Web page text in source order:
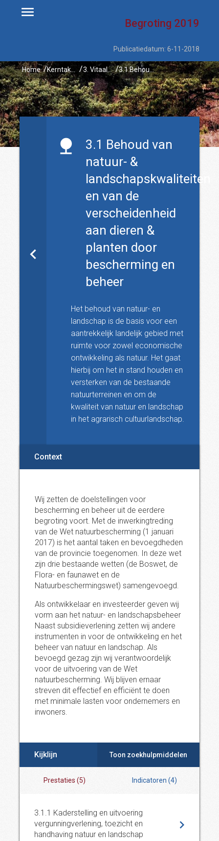
Begroting 2019
Publicatiedatum: 6-11-2018
Home Kerntaken 3. Vitaal platteland 3.1 Behoud van natuur- & landschapskwaliteiten en van de verscheidenheid aan dieren & planten door bescherming en beheer
3.1 Behoud van
natuur- &
landschapskwaliteiten
en van de
verscheidenheid
aan dieren &
planten door
bescherming en
beheer
Het behoud van natuur- en
landschap is de basis voor een
aantrekkelijk landelijk gebied met
ruimte voor zowel economische
ontwikkeling als natuur. Het gaat
hierbij om het in stand houden en
versterken van de bestaande
natuurterreinen en om de
kwaliteit van natuur en landschap
in het agrarisch cultuurlandschap.
Context
Wij zetten de doelstellingen voor
bescherming en beheer uit de eerdere
begroting voort. Met de inwerkingtreding
van de Wet natuurbescherming (1 januari
2017) is het aantal taken en bevoegdheden
van de provincie toegenomen. In deze wet
zijn drie bestaande wetten (de Boswet, de
Flora- en faunawet en de
Natuurbeschermingswet) samengevoegd.
Als ontwikkelaar en investeerder geven wij
vorm aan het natuur- en landschapsbeheer
Naast subsidieverlening zetten wij andere
instrumenten in voor de ontwikkeling en het
beheer van natuur en landschap. Als
bevoegd gezag zijn wij verantwoordelijk
voor de uitvoering van de Wet
natuurbescherming. Wij blijven ernaar
streven dit effectief en efficiënt te doen
met minimale lasten voor ondernemers en
inwoners.
Kijklijn Toon zoekhulpmiddelen
Prestaties (5) Indicatoren (4)
3.1.1 Kaderstelling en uitvoering
vergunningverlening, toezicht en
handhaving natuur en landschap